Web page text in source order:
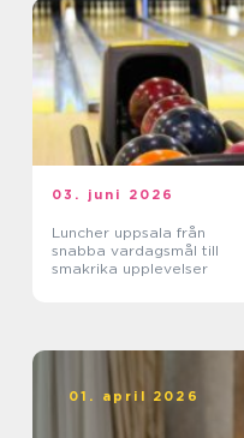
03. juni 2026
Luncher uppsala från
snabba vardagsmål till
smakrika upplevelser
01. april 2026